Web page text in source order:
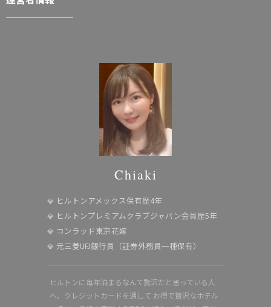
Chiaki
ヒルトンアメックス保有歴4年
ヒルトンプレミアムクラブジャパン会員歴5年
コンラッド東京花嫁
元三菱UFJ銀行員（証券外務員一種保有）
ヒルトンに毎年泊まるなんて贅沢だと思っている人
へ、クレジットカードを通して お得で贅沢なホテル